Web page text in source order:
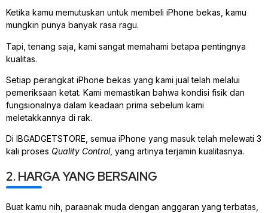
Ketika kamu memutuskan untuk membeli iPhone bekas, kamu
mungkin punya banyak rasa ragu.
Tapi, tenang saja, kami sangat memahami betapa pentingnya
kualitas.
Setiap perangkat iPhone bekas yang kami jual telah melalui
pemeriksaan ketat. Kami memastikan bahwa kondisi fisik dan
fungsionalnya dalam keadaan prima sebelum kami
meletakkannya di rak.
Di IBGADGETSTORE, semua iPhone yang masuk telah melewati 3
kali proses Quality Control, yang artinya terjamin kualitasnya.
2. HARGA YANG BERSAING
Buat kamu nih, paraanak muda dengan anggaran yang terbatas,